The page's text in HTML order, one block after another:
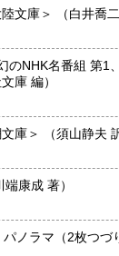
:毎日営業、冬季:
取をしています。
が多い場合はまず
ない本があります
怪建築十二段返し ＜大陸文庫＞
のNHK名番組 第1
光文社文庫 編）
オコナー短編集 ＜新潮文庫＞ （須山
中公文庫＞ （川端康成 著）
ノラマ（2枚つづ